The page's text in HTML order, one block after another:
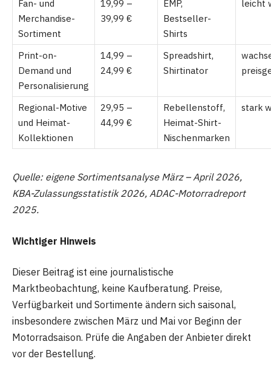
Fan- und
Merchandise-
Sortiment
19,99 –
39,99 €
EMP,
Bestseller-
Shirts
leicht
Print-on-
Demand und
Personalisierung
14,99 –
24,99 €
Spreadshirt,
Shirtinator
Regional-Motive
und Heimat-
Kollektionen
29,95 –
44,99 €
Rebellenstoff,
Heimat-Shirt-
Nischenmarken
stark
Quelle: eigene Sortimentsanalyse März – April 2026,
KBA-Zulassungsstatistik 2026, ADAC-Motorradreport
2025.
Wichtiger Hinweis
Dieser Beitrag ist eine journalistische
Marktbeobachtung, keine Kaufberatung. Preise,
Verfügbarkeit und Sortimente ändern sich saisonal,
insbesondere zwischen März und Mai vor Beginn der
Motorradsaison. Prüfe die Angaben der Anbieter direkt
vor der Bestellung.